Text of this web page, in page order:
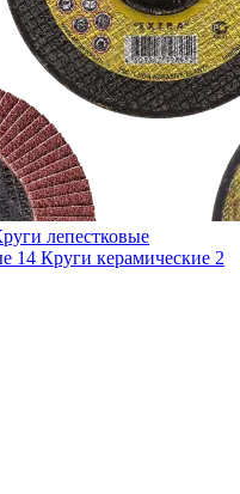
лепестковые
14 Круги керамические 2